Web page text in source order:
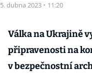
5. dubna 2023 · 11:20
Válka na Ukrajině
připravenosti na
v bezpečnostní